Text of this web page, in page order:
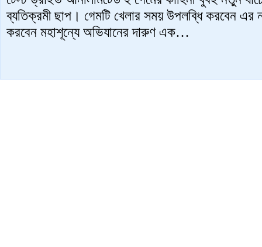
ব্যতিক্রমী ছাপ। গেমটি খেলার সময় উপলব্ধি করবেন
করবেন মহাশূন্যে অভিযানের দারুণ এক…